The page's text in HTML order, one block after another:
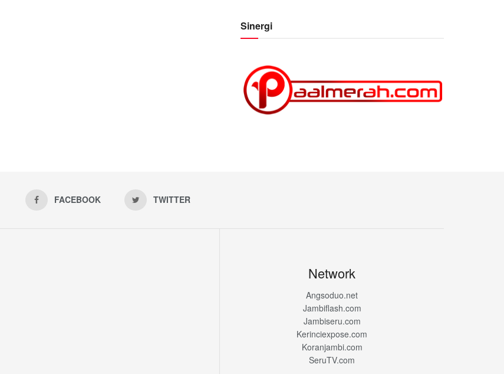
Sinergi
FACEBOOK TWITTER
Network
Angsoduo.net
Jambiflash.com
Jambiseru.com
Kerinciexpose.com
Koranjambi.com
SeruTV.com